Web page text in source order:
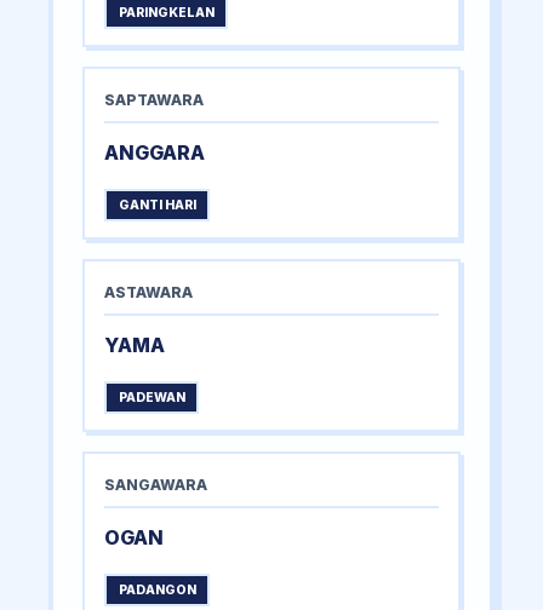
PARINGKELAN
SAPTAWARA
ANGGARA
GANTI HARI
ASTAWARA
YAMA
PADEWAN
SANGAWARA
OGAN
PADANGON